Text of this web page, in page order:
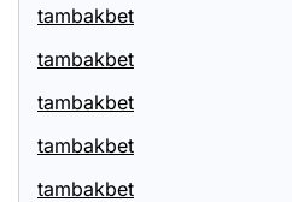
tambakbet
tambakbet
tambakbet
tambakbet
tambakbet